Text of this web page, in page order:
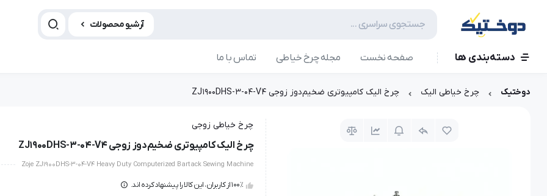
آرشیو محصولات
دسته‌بندی ها صفحه نخست مجله چرخ خیاطی تماس با ما
دوختیک چرخ خیاطی الیک چرخ الیک کامپیوتری ضخیم‌دوز زوجی ZJ1900DHS-3-04-V4
چرخ خیاطی زوجی
چرخ الیک کامپیوتری ضخیم‌دوز زوجی ZJ1900DHS-3-04-V4
Zoje ZJ1900DHS-3-04-V4 Heavy Duty Computerized Bartack Sewing Machine
100٪ از کاربران، این کالا را پیشنهاد کرده اند.